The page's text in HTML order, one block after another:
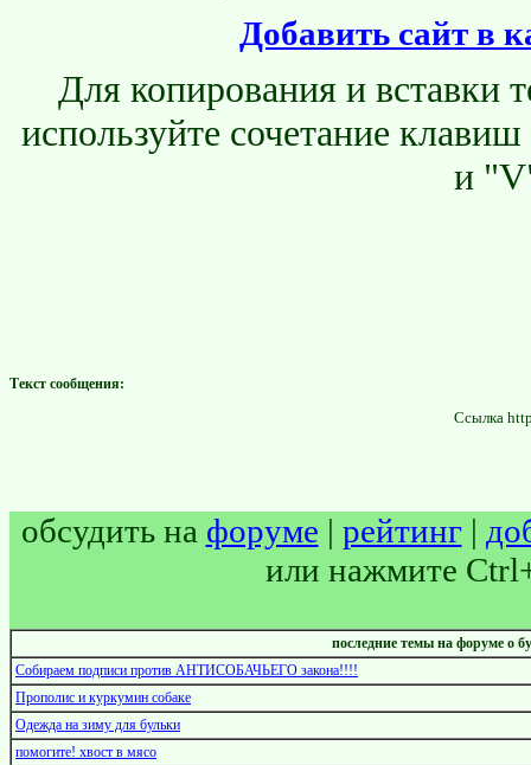
Добавить сайт в
Для копирования и вставки
используйте сочетание
и
Текст сообщения:
Ссылка
обсудить на форуме | рейтинг|
или нажмите
последние темы на форуме о
Собираем подписи против АНТИСОБАЧЬЕГО закона!!!!
Прополис и куркумин собаке
Одежда на зиму для бульки
помогите! хвост в мясо